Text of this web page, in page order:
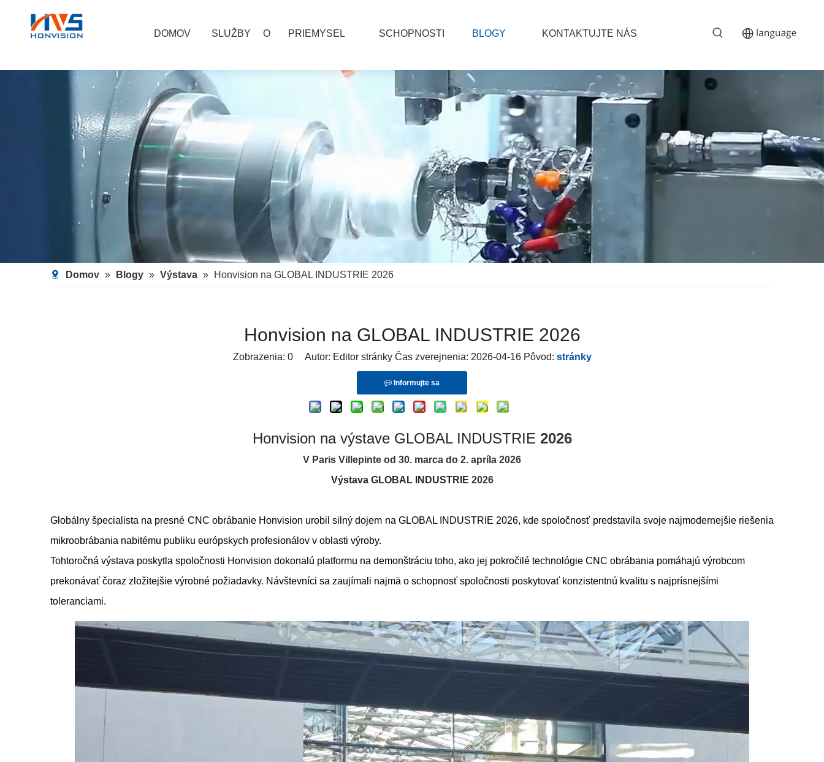
DOMOV SLUŽBY O PRIEMYSEL SCHOPNOSTI BLOGY KONTAKTUJTE NÁS
Domov » Blogy » Výstava » Honvision na GLOBAL INDUSTRIE 2026
Honvision na GLOBAL INDUSTRIE 2026
Zobrazenia: 0Autor: Editor stránky Čas zverejnenia: 2026-04-16 Pôvod: stránky
Informujte sa
Honvision na výstave GLOBAL INDUSTRIE 2026
V Paris Villepinte od 30. marca do 2. apríla 2026
Výstava GLOBAL INDUSTRIE 2026
Globálny špecialista na presné CNC obrábanie Honvision urobil silný dojem na GLOBAL INDUSTRIE 2026, kde spoločnosť predstavila svoje najmodernejšie riešenia
mikroobrábania nabitému publiku európskych profesionálov v oblasti výroby.
Tohtoročná výstava poskytla spoločnosti Honvision dokonalú platformu na demonštráciu toho, ako jej pokročilé technológie CNC obrábania pomáhajú výrobcom
prekonávať čoraz zložitejšie výrobné požiadavky. Návštevníci sa zaujímali najmä o schopnosť spoločnosti poskytovať konzistentnú kvalitu s najprísnejšími
toleranciami.